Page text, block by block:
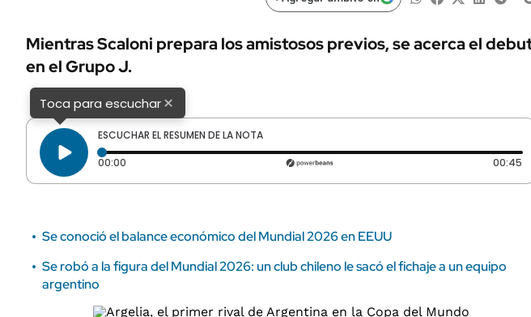
URUGUAY
AUTOS
Mientras Scaloni prepara los amistosos previos, se acerca el
en el Grupo J.
Toca para escuchar×
ESCUCHAR EL RESUMEN DE LA NOTA
00:00 Tiempo transcurrido: 0 segundos 00:45
Se conoció el balance económico del Mundial 2026 en EEUU
Se robó a la figura del Mundial 2026: un club chileno le sacó el fichaje a un equipo
argentino